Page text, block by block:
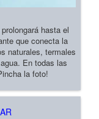
hasta el
que conecta la
naturales, termales
En todas las
la foto!